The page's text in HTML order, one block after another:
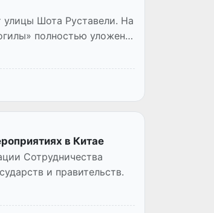
улицы Шота Руставели. На
полностью уложен
в Китае
Сотрудничества
и правительств.